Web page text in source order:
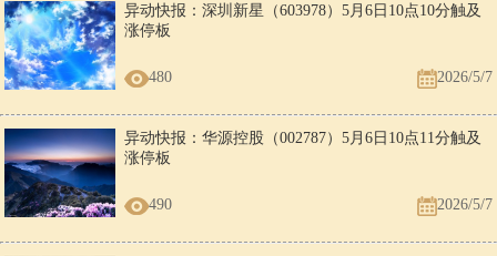
异动快报：深圳新星（603978）5月6日10点10分触及
涨停板
480 2026/5/7
异动快报：华源控股（002787）5月6日10点11分触及
涨停板
490 2026/5/7